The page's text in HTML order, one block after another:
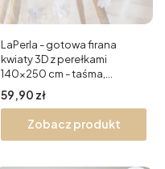
LaPerla - gotowa firana
kwiaty 3D z perełkami
140x250 cm - taśma,
przelotki
Cena
59,90 zł
Zobacz produkt